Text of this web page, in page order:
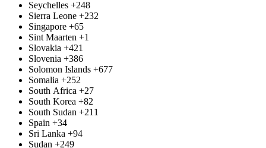
Seychelles +248
Sierra Leone +232
Singapore +65
Sint Maarten +1
Slovakia +421
Slovenia +386
Solomon Islands +677
Somalia +252
South Africa +27
South Korea +82
South Sudan +211
Spain +34
Sri Lanka +94
Sudan +249